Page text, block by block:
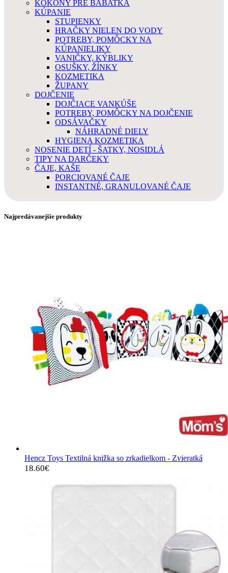
KOKONY PRE BABATKA
KÚPANIE
STUPIENKY
HRAČKY NIELEN DO VODY
POTREBY, POMÔCKY NA
KÚPANIELIKY
VANIČKY, KÝBLIKY
OSUŠKY, ŽÍNKY
KOZMETIKA
ŽUPANY
DOJČENIE
DOJČIACE VANKÚŠE
POTREBY, POMÔCKY NA DOJČENIE
ODSÁVAČKY
NÁHRADNÉ DIELY
HYGIENA KOZMETIKA
NOSENIE DETÍ - ŠATKY, NOSIDLÁ
TIPY NA DARČEKY
ČAJE, KAŠE
PORCIOVANÉ ČAJE
INSTANTNÉ, GRANULOVANÉ ČAJE
Najpredávanejšie produkty
Hencz Toys Textilná knižka so zrkadielkom - Zvieratká
18.60€